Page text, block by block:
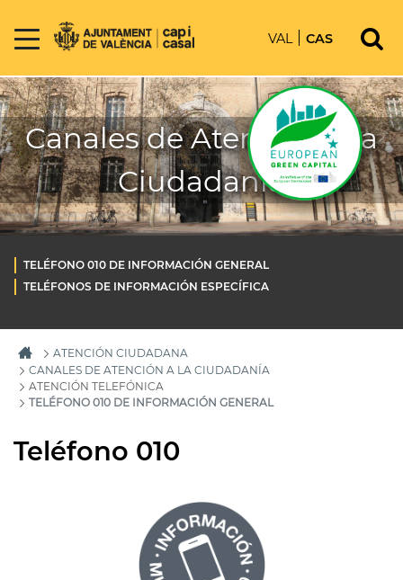
VAL CAS
Canales de Atención a la
Ciudadanía
TELÉFONO 010 DE INFORMACIÓN GENERAL
TELÉFONOS DE INFORMACIÓN ESPECÍFICA
ATENCIÓN CIUDADANA
CANALES DE ATENCIÓN A LA CIUDADANÍA
ATENCIÓN TELEFÓNICA
TELÉFONO 010 DE INFORMACIÓN GENERAL
Teléfono 010